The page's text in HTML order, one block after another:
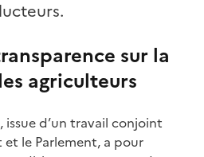
sur la
agriculteurs
d’un travail conjoint
le Parlement, a pour